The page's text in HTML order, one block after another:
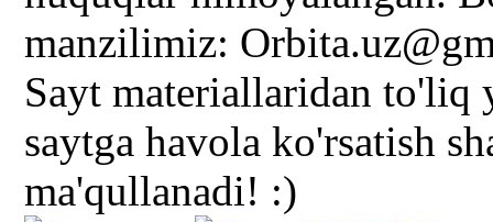
manzilimiz:
Sayt materiallaridan
saytga havola ko'rsatish
ma'qullanadi! :)